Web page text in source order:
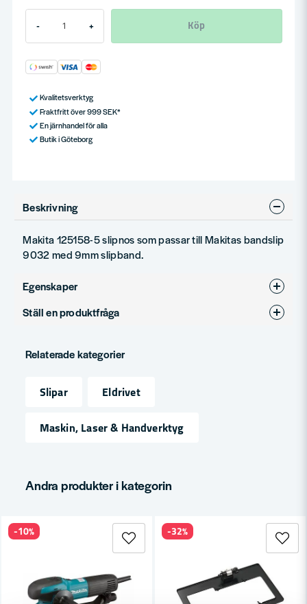
- + Köp
Kvalitetsverktyg
Fraktfritt över 999 SEK*
En järnhandel för alla
Butik i Göteborg
Beskrivning
Makita 125158-5 slipnos som passar till Makitas bandslip
9032 med 9mm slipband.
Egenskaper
Produkttyp
Ställ en produktfråga
Fråga oss något om denna produkten...
Namn
Ja, ni får publicera min fråga
Relaterade kategorier
Slipar
Eldrivet
Maskin, Laser & Handverktyg
Andra produkter i kategorin
-10% -32%